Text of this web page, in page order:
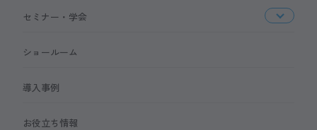
セミナー・学会
ショールーム
導入事例
お役立ち情報